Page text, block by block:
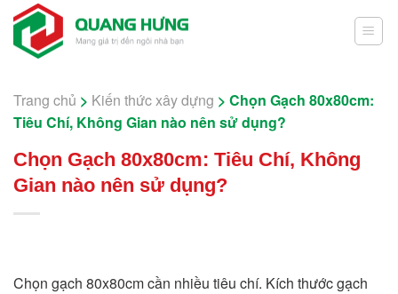
Skip
content
Trang chủ > Kiến thức xây dựng > Chọn Gạch 80x80cm:
Tiêu Chí, Không Gian nào nên sử dụng?
Chọn Gạch 80x80cm: Tiêu Chí, Không
Gian nào nên sử dụng?
Chọn gạch 80x80cm cần nhiều tiêu chí. Kích thước gạch